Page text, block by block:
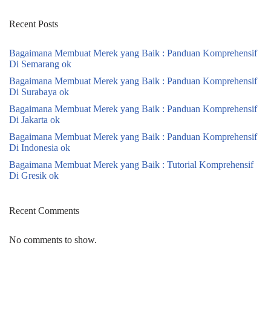
Recent Posts
Bagaimana Membuat Merek yang Baik : Panduan Komprehensif
Di Semarang ok
Bagaimana Membuat Merek yang Baik : Panduan Komprehensif
Di Surabaya ok
Bagaimana Membuat Merek yang Baik : Panduan Komprehensif
Di Jakarta ok
Bagaimana Membuat Merek yang Baik : Panduan Komprehensif
Di Indonesia ok
Bagaimana Membuat Merek yang Baik : Tutorial Komprehensif
Di Gresik ok
Recent Comments
No comments to show.